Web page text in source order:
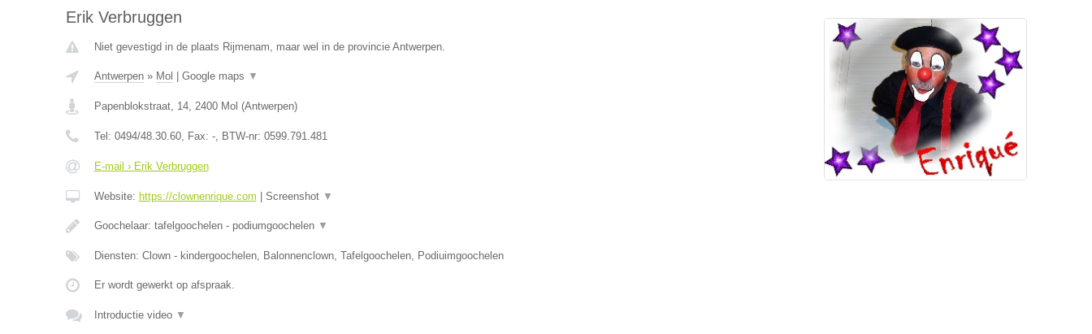
Erik Verbruggen
Niet gevestigd in de plaats Rijmenam, maar wel in de provincie Antwerpen.
Antwerpen» Mol Google maps ▼
Papenblokstraat, 14, 2400 Mol (Antwerpen)
Tel: 0494/48.30.60, Fax: -, BTW-nr: 0599.791.481
E-mail › Erik Verbruggen
Website: https://clownenrique.com Screenshot ▼
Goochelaar: tafelgoochelen - podiumgoochelen ▼
Diensten: Clown - kindergoochelen, Balonnenclown, Tafelgoochelen, Podiuimgoochelen
Er wordt gewerkt op afspraak.
Introductie video ▼